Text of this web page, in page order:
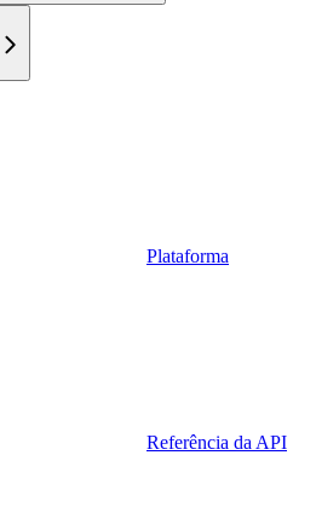
Plataforma
Referência da API